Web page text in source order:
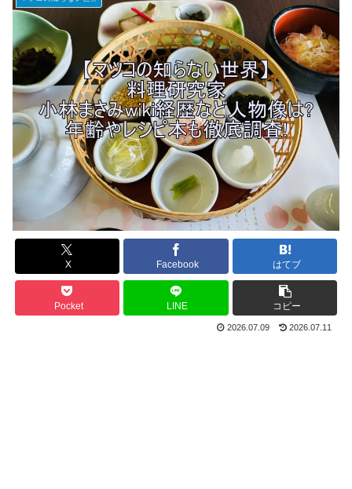
X Facebook はてブ
Pocket LINE コピー
2026.07.09 2026.07.11